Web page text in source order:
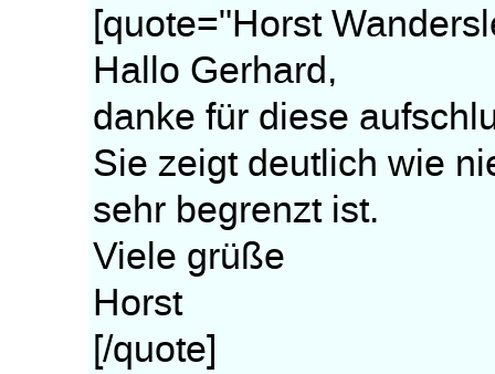
[quote="Horst
Hallo Gerhard,
danke für diese
Sie zeigt deutlich wie
sehr begrenzt ist.
Viele grüße
Horst
[/quote]